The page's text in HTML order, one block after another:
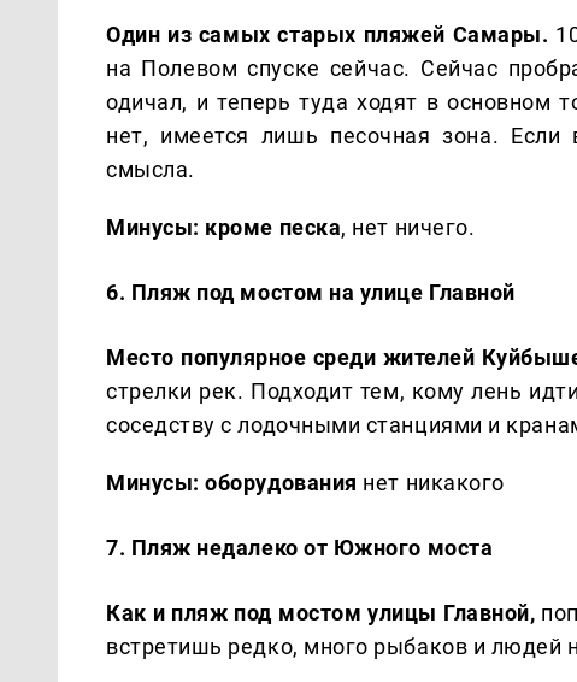
Один из самых старых пляжей Самары.
на Полевом спуске сейчас. Сейчас
одичал, и теперь туда ходят в основном
нет, имеется лишь песочная зона.
смысла.
Минусы: кроме песка, нет ничего.
6. Пляж под мостом на улице Главной
Место популярное среди жителей
стрелки рек. Подходит тем, кому лень
соседству с лодочными станциями и
Минусы: оборудования нет никакого
7. Пляж недалеко от Южного моста
Как и пляж под мостом улицы Главной,
встретишь редко, много рыбаков и людей